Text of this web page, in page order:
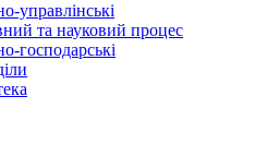
управлінські
та науковий процес
господарські